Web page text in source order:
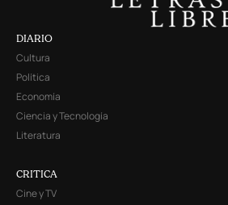
DIARIO
Cultura
Política
Economía
Ciencia y Tecnología
Literatura
CRITICA
Cine y TV